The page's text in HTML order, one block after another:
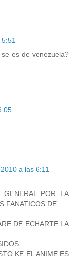
es de venezuela?
a las 6:11
GENERAL POR LA
FANATICOS DE
DE ECHARTE LA
KE EL ANIME ES